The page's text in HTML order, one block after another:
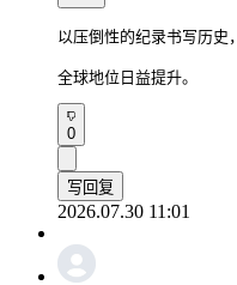
以压倒性的纪录书写历史，
全球地位日益提升。
0
写回复
2026.07.30 11:01